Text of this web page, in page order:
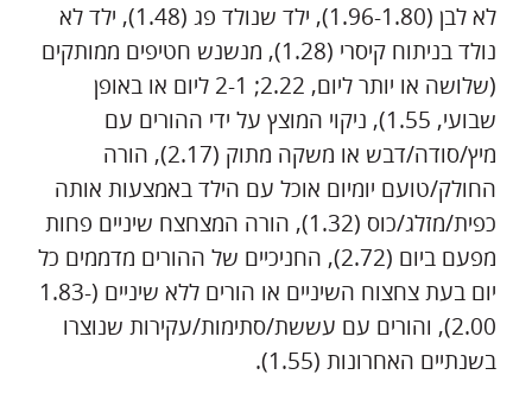
לא לבן (1.96-1.80), ילד שנולד פג (1.48), ילד לא
נולד בניתוח קיסרי (1.28), מנשנש חטיפים ממותקים
(שלושה או יותר ליום, 2.22; 2-1 ליום או באופן
שבועי, 1.55), ניקוי המוצץ על ידי ההורים עם
מיץ/סודה/דבש או משקה מתוק (2.17), הורה
החולק/טועם יומיום אוכל עם הילד באמצעות אותה
כפית/מזלג/כוס (1.32), הורה המצחצח שיניים פחות
מפעם ביום (2.72), החניכיים של ההורים מדממים כל
יום בעת צחצוח השיניים או הורים ללא שיניים (1.83-
2.00), והורים עם עששת/סתימות/עקירות שנוצרו
בשנתיים האחרונות (1.55).